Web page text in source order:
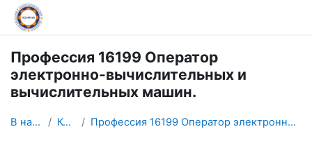
Перейти к основному содержанию
Профессия 16199 Оператор
электронно-вычислительных и
вычислительных машин.
В начало Курсы Профессия 16199 Оператор электронно-вычислительных...